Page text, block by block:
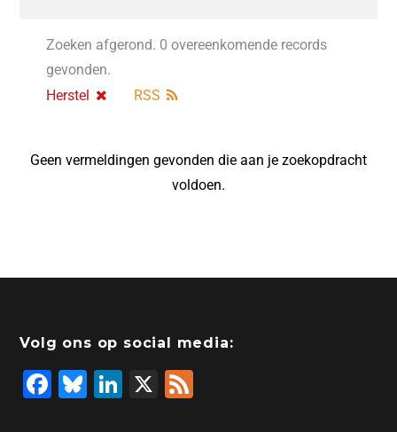
Zoeken afgerond. 0 overeenkomende records
gevonden.
Herstel
RSS
Geen vermeldingen gevonden die aan je zoekopdracht
voldoen.
Volg ons op social media:
F
Bl
Li
X